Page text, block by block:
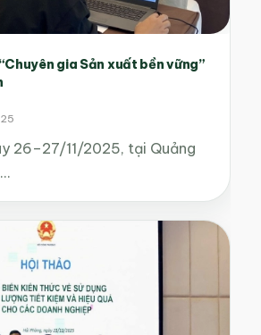
gia Sản xuất bền vững”
26–27/11/2025, tại Quảng